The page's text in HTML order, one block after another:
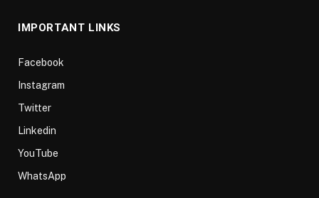
IMPORTANT LINKS
Facebook
Instagram
Twitter
Linkedin
YouTube
WhatsApp